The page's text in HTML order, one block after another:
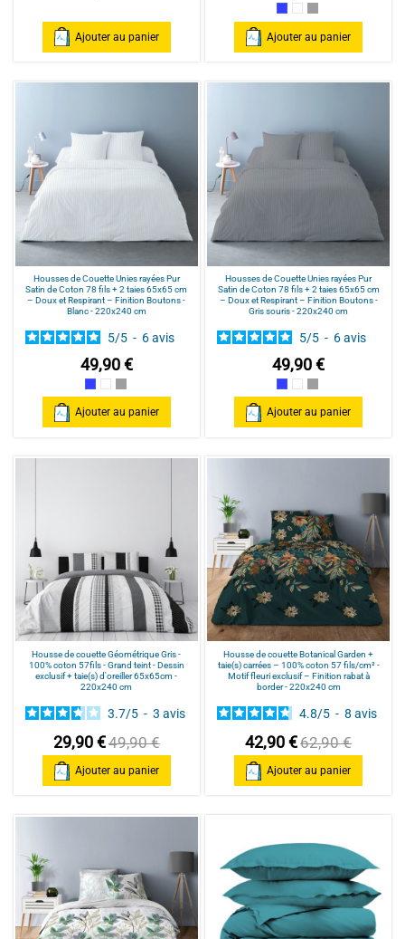
Ajouter au panier
BleuBlancGris souris
Ajouter au panier
Housses de Couette Unies rayées Pur
Satin de Coton 78 fils + 2 taies 65x65 cm
– Doux et Respirant – Finition Boutons -
Blanc - 220x240 cm
5/5 - 6avis
49,90 €
BleuBlancGris souris
Ajouter au panier
Housses de Couette Unies rayées Pur
Satin de Coton 78 fils + 2 taies 65x65 cm
– Doux et Respirant – Finition Boutons -
Gris souris - 220x240 cm
5/5 - 6avis
49,90 €
BleuBlancGris souris
Ajouter au panier
Housse de couette Géométrique Gris -
100% coton 57fils - Grand teint - Dessin
exclusif + taie(s) d'oreiller 65x65cm -
220x240 cm
3.7/5 - 3 avis
29,90 €49,90 €
Ajouter au panier
Housse de couette Botanical Garden +
taie(s) carrées – 100% coton 57 fils/cm² -
Motif fleuri exclusif – Finition rabat à
border - 220x240 cm
4.8/5 - 8avis
42,90 €62,90 €
Ajouter au panier